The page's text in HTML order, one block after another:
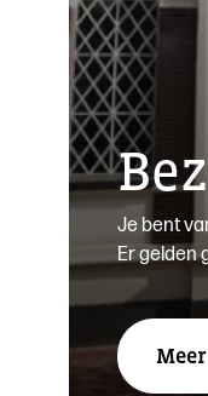
Je bent
Er gelden